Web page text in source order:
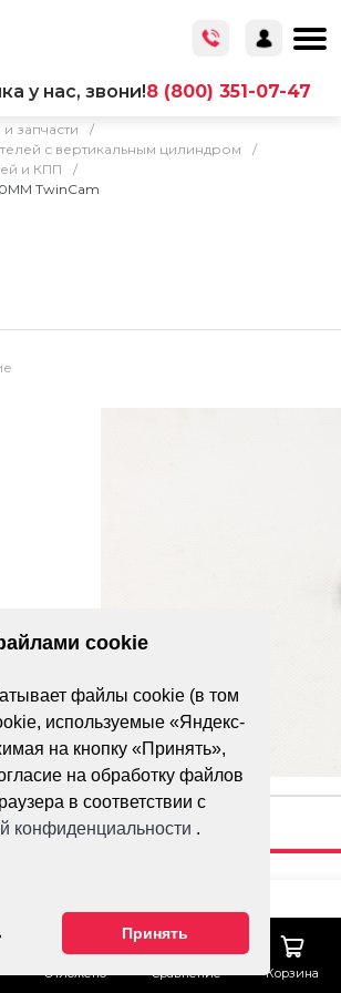
cookie
файлы cookie (в том
используемые «Яндекс-
на кнопку «Принять»,
на обработку файлов
в соответствии с
конфиденциальности .
Принять
Отложено Сравнение Корзина
у нас, звони!8 (800) 351-07-47
запчасти
/
с вертикальным цилиндром
/
и КПП
/
TwinCam
170MM
Гарантия лучшей
Тех. поддержка